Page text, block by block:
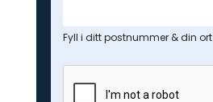
Fyll i ditt postnummer & din ort